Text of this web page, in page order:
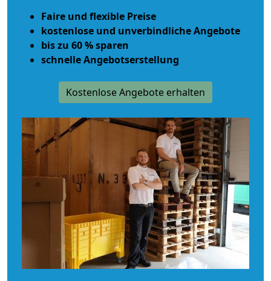
Faire und flexible Preise
kostenlose und unverbindliche Angebote
bis zu 60 % sparen
schnelle Angebotserstellung
Kostenlose Angebote erhalten